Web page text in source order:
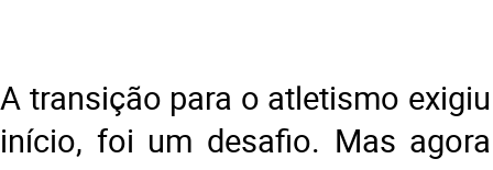
A transição para o atletismo
início, foi um desafio. Mas